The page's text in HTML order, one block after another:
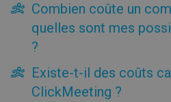
Facturation et
Modules complémentaires
Combien coûte un compte
mes possibilités de paiement ?
Combien coûte un
quelles sont mes
?
Existe-t-il des coûts
ClickMeeting ?